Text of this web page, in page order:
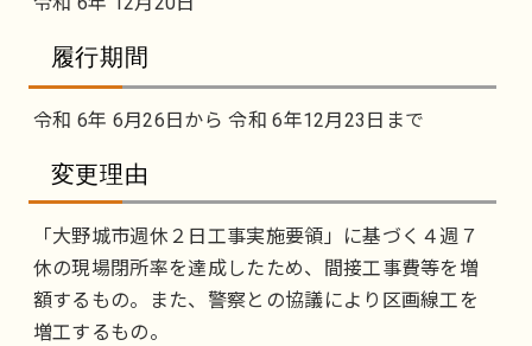
履行期間
令和 6年 6月26日から 令和 6年12月23日まで
変更理由
「大野城市週休２日工事実施要領」に基づく４週７
休の現場閉所率を達成したため、間接工事費等を増
額するもの。また、警察との協議により区画線工を
増工するもの。